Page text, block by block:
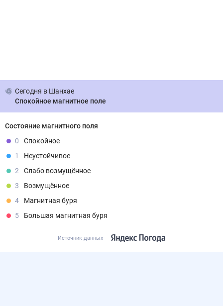
Сегодня в Шанхае
Спокойное магнитное поле
Состояние магнитного поля
0
Спокойное
1
Неустойчивое
2
Слабо возмущённое
3
Возмущённое
4
Магнитная буря
5
Большая магнитная буря
Источник данных